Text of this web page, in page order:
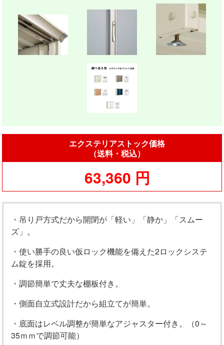
エクステリアストック価格
（送料・税込）
63,360 円
・吊り戸方式だから開閉が「軽い」「静か」「スムー
ズ」。
・使い勝手の良い仮ロック機能を備えた2ロックシステ
ム錠を採用。
・調節簡単で丈夫な棚板付き。
・側面自立式設計だから組立てが簡単。
・底面はレベル調整が簡単なアジャスター付き。（0～
35ｍｍで調節可能）